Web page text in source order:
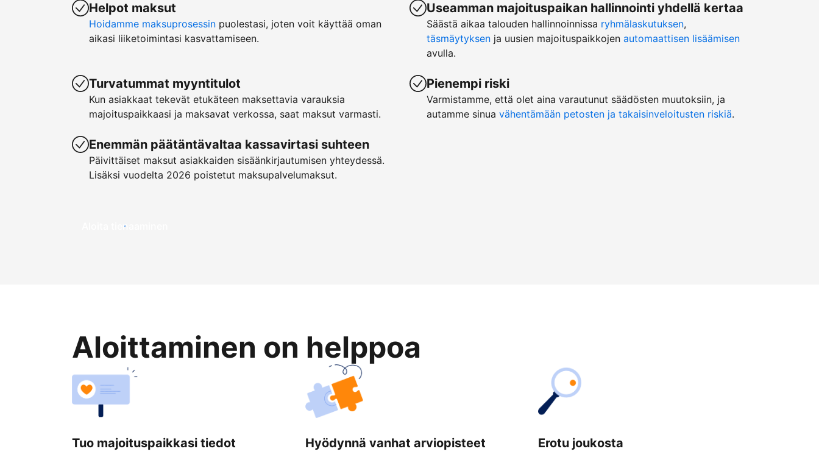
Helpot maksut
Hoidamme maksuprosessin puolestasi, joten voit käyttää oman
aikasi liiketoimintasi kasvattamiseen.
Turvatummat myyntitulot
Kun asiakkaat tekevät etukäteen maksettavia varauksia
majoituspaikkaasi ja maksavat verkossa, saat maksut varmasti.
Enemmän päätäntävaltaa kassavirtasi suhteen
Päivittäiset maksut asiakkaiden sisäänkirjautumisen yhteydessä.
Lisäksi vuodelta 2026 poistetut maksupalvelumaksut.
Useamman majoituspaikan hallinnointi yhdellä kertaa
Säästä aikaa talouden hallinnoinnissa ryhmälaskutuksen,
täsmäytyksen ja uusien majoituspaikkojen automaattisen lisäämisen
avulla.
Pienempi riski
Varmistamme, että olet aina varautunut säädösten muutoksiin, ja
autamme sinua vähentämään petosten ja takaisinveloitusten riskiä.
Aloita tienaaminen
Aloittaminen on helppoa
Tuo majoituspaikkasi tiedot Hyödynnä vanhat arviopisteet Erotu joukosta